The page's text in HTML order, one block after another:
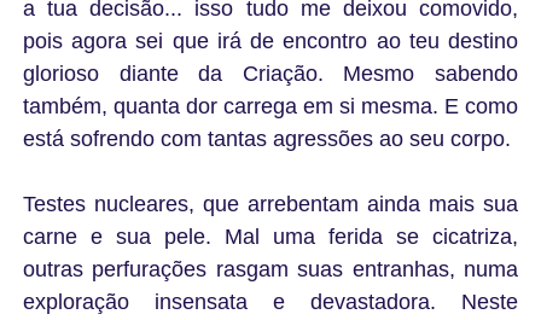
a tua decisão... isso tudo me deixou comovido,
pois agora sei que irá de encontro ao teu destino
glorioso diante da Criação. Mesmo sabendo
também, quanta dor carrega em si mesma. E como
está sofrendo com tantas agressões ao seu corpo.
Testes nucleares, que arrebentam ainda mais sua
carne e sua pele. Mal uma ferida se cicatriza,
outras perfurações rasgam suas entranhas, numa
exploração insensata e devastadora. Neste